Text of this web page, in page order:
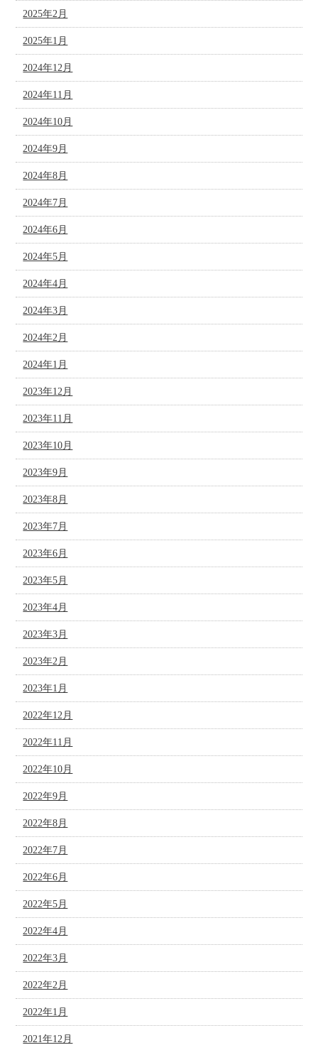
2025年2月
2025年1月
2024年12月
2024年11月
2024年10月
2024年9月
2024年8月
2024年7月
2024年6月
2024年5月
2024年4月
2024年3月
2024年2月
2024年1月
2023年12月
2023年11月
2023年10月
2023年9月
2023年8月
2023年7月
2023年6月
2023年5月
2023年4月
2023年3月
2023年2月
2023年1月
2022年12月
2022年11月
2022年10月
2022年9月
2022年8月
2022年7月
2022年6月
2022年5月
2022年4月
2022年3月
2022年2月
2022年1月
2021年12月